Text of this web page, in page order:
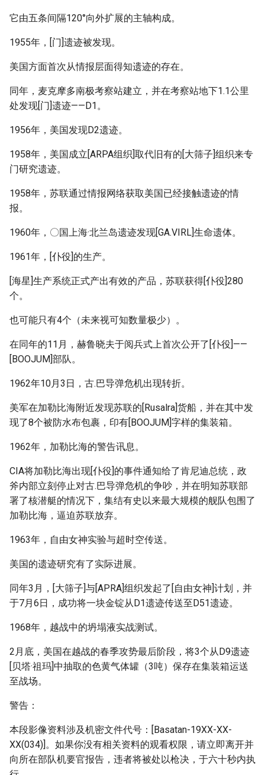
它由五条间隔120°向外扩展的主轴构成。
1955年，[门]遗迹被发现。
美国方面首次从情报层面得知遗迹的存在。
同年，麦克摩多南极考察站建立，并在考察站地下1.1公里
处发现[门]遗迹——D1。
1956年，美国发现D2遗迹。
1958年，美国成立[ARPA组织]取代旧有的[大筛子]组织来专
门研究遗迹。
1958年，苏联通过情报网络获取美国已经接触遗迹的情
报。
1960年，〇国上海·北兰岛遗迹发现[GA.VIRL]生命遗体。
1961年，[仆役]的生产。
[海星]生产系统正式产出有效的产品，苏联获得[仆役]280
个。
也可能只有4个（未来视可知数量极少）。
在同年的11月，赫鲁晓夫于阅兵式上首次公开了[仆役]——
[BOOJUM]部队。
1962年10月3日，古.巴导弹危机出现转折。
美军在加勒比海附近发现苏联的[Rusalra]货船，并在其中发
现了8个被防水布包裹，印有[BOOJUM]字样的集装箱。
1962年，加勒比海的警告讯息。
CIA将加勒比海出现[仆役]的事件通知给了肯尼迪总统，政
斧内部立刻停止对古.巴导弹危机的争吵，并在明知苏联部
署了核潜艇的情况下，集结有史以来最大规模的舰队包围了
加勒比海，逼迫苏联放弃。
1963年，自由女神实验与超时空传送。
美国的遗迹研究有了实际进展。
同年3月，[大筛子]与[APRA]组织发起了[自由女神]计划，并
于7月6日，成功将一块金锭从D1遗迹传送至D51遗迹。
1968年，越战中的坍塌液实战测试。
2月底，美国在越战的春季攻势最后阶段，将3个从D9遗迹
[贝塔·祖玛]中抽取的色黄气体罐（3吨）保存在集装箱运送
至战场。
警告：
本段影像资料涉及机密文件代号：[Basatan-19XX-XX-
XX(034)]。如果你没有相关资料的观看权限，请立即离开并
向所在部队机要官报告，违者将被处以枪决，于六十秒内执